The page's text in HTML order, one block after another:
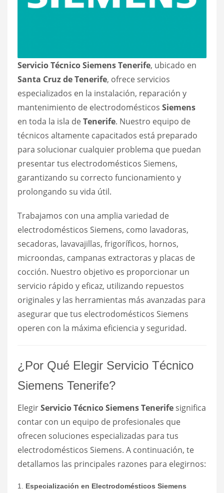
Servicio Técnico Siemens Tenerife, ubicado en
Santa Cruz de Tenerife, ofrece servicios
especializados en la instalación, reparación y
mantenimiento de electrodomésticos Siemens
en toda la isla deTenerife. Nuestro equipo de
técnicos altamente capacitados está preparado
para solucionar cualquier problema que puedan
presentar tus electrodomésticos Siemens,
garantizando su correcto funcionamiento y
prolongando su vida útil.
Trabajamos con una amplia variedad de
electrodomésticos Siemens, como lavadoras,
secadoras, lavavajillas, frigoríficos, hornos,
microondas, campanas extractoras y placas de
cocción. Nuestro objetivo es proporcionar un
servicio rápido y eficaz, utilizando repuestos
originales y las herramientas más avanzadas para
asegurar que tus electrodomésticos Siemens
operen con la máxima eficiencia y seguridad.
¿Por Qué Elegir Servicio Técnico
Siemens Tenerife?
ElegirServicio Técnico Siemens Tenerife significa
contar con un equipo de profesionales que
ofrecen soluciones especializadas para tus
electrodomésticos Siemens. A continuación, te
detallamos las principales razones para elegirnos:
1. Especialización en Electrodomésticos Siemens